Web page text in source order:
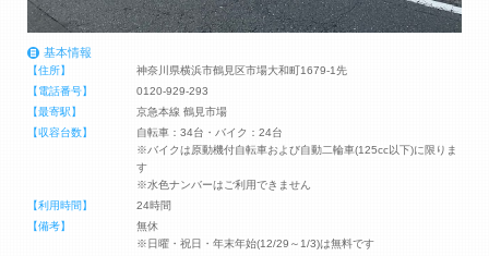
基本情報
【住所】
神奈川県横浜市鶴見区市場大和町1679-1先
【電話番号】
0120-929-293
【最寄駅】
京急本線 鶴見市場
【収容台数】
自転車：34台・バイク：24台
※バイクは原動機付自転車および自動二輪車(125cc以下)に限りま
す
※水色ナンバーはご利用できません
【利用時間】
24時間
【備考】
無休
※日曜・祝日・年末年始(12/29～1/3)は無料です